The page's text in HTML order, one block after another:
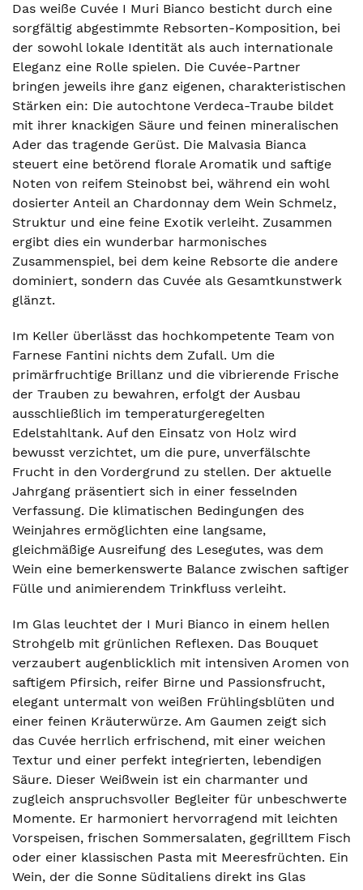
Das weiße Cuvée I Muri Bianco besticht durch eine
sorgfältig abgestimmte Rebsorten-Komposition, bei
der sowohl lokale Identität als auch internationale
Eleganz eine Rolle spielen. Die Cuvée-Partner
bringen jeweils ihre ganz eigenen, charakteristischen
Stärken ein: Die autochtone Verdeca-Traube bildet
mit ihrer knackigen Säure und feinen mineralischen
Ader das tragende Gerüst. Die Malvasia Bianca
steuert eine betörend florale Aromatik und saftige
Noten von reifem Steinobst bei, während ein wohl
dosierter Anteil an Chardonnay dem Wein Schmelz,
Struktur und eine feine Exotik verleiht. Zusammen
ergibt dies ein wunderbar harmonisches
Zusammenspiel, bei dem keine Rebsorte die andere
dominiert, sondern das Cuvée als Gesamtkunstwerk
glänzt.
Im Keller überlässt das hochkompetente Team von
Farnese Fantini nichts dem Zufall. Um die
primärfruchtige Brillanz und die vibrierende Frische
der Trauben zu bewahren, erfolgt der Ausbau
ausschließlich im temperaturgeregelten
Edelstahltank. Auf den Einsatz von Holz wird
bewusst verzichtet, um die pure, unverfälschte
Frucht in den Vordergrund zu stellen. Der aktuelle
Jahrgang präsentiert sich in einer fesselnden
Verfassung. Die klimatischen Bedingungen des
Weinjahres ermöglichten eine langsame,
gleichmäßige Ausreifung des Lesegutes, was dem
Wein eine bemerkenswerte Balance zwischen saftiger
Fülle und animierendem Trinkfluss verleiht.
Im Glas leuchtet der I Muri Bianco in einem hellen
Strohgelb mit grünlichen Reflexen. Das Bouquet
verzaubert augenblicklich mit intensiven Aromen von
saftigem Pfirsich, reifer Birne und Passionsfrucht,
elegant untermalt von weißen Frühlingsblüten und
einer feinen Kräuterwürze. Am Gaumen zeigt sich
das Cuvée herrlich erfrischend, mit einer weichen
Textur und einer perfekt integrierten, lebendigen
Säure. Dieser Weißwein ist ein charmanter und
zugleich anspruchsvoller Begleiter für unbeschwerte
Momente. Er harmoniert hervorragend mit leichten
Vorspeisen, frischen Sommersalaten, gegrilltem Fisch
oder einer klassischen Pasta mit Meeresfrüchten. Ein
Wein, der die Sonne Süditaliens direkt ins Glas